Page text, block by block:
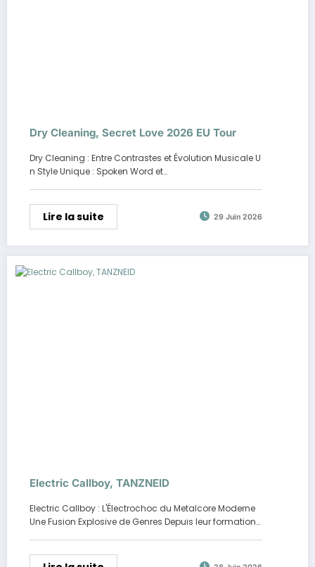
Dry Cleaning, Secret Love 2026 EU Tour
Dry Cleaning : Entre Contrastes et Évolution Musicale U
n Style Unique : Spoken Word et…
Lire la suite 29 Juin 2026
Electric Callboy, TANZNEID
Electric Callboy : L'Électrochoc du Metalcore Moderne
Une Fusion Explosive de Genres Depuis leur formation…